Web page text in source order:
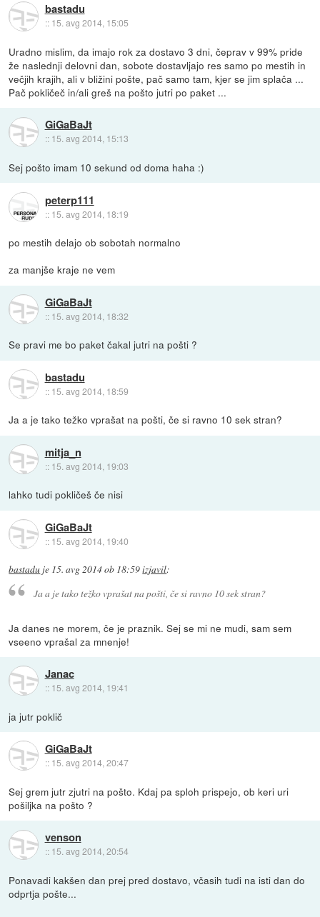
bastadu
:: 15. avg 2014, 15:05
Uradno mislim, da imajo rok za dostavo 3 dni, čeprav v 99% pride
že naslednji delovni dan, sobote dostavljajo res samo po mestih in
večjih krajih, ali v bližini pošte, pač samo tam, kjer se jim splača ...
Pač pokličeč in/ali greš na pošto jutri po paket ...
GiGaBaJt
:: 15. avg 2014, 15:13
Sej pošto imam 10 sekund od doma haha :)
peterp111
:: 15. avg 2014, 18:19
po mestih delajo ob sobotah normalno
za manjše kraje ne vem
GiGaBaJt
:: 15. avg 2014, 18:32
Se pravi me bo paket čakal jutri na pošti ?
bastadu
:: 15. avg 2014, 18:59
Ja a je tako težko vprašat na pošti, če si ravno 10 sek stran?
mitja_n
:: 15. avg 2014, 19:03
lahko tudi pokličeš če nisi
GiGaBaJt
:: 15. avg 2014, 19:40
bastadu je 15. avg 2014 ob 18:59izjavil:
Ja a je tako težko vprašat na pošti, če si ravno 10 sek stran?
Ja danes ne morem, če je praznik. Sej se mi ne mudi, sam sem
vseeno vprašal za mnenje!
Janac
:: 15. avg 2014, 19:41
ja jutr poklič
GiGaBaJt
:: 15. avg 2014, 20:47
Sej grem jutr zjutri na pošto. Kdaj pa sploh prispejo, ob keri uri
pošiljka na pošto ?
venson
:: 15. avg 2014, 20:54
Ponavadi kakšen dan prej pred dostavo, včasih tudi na isti dan do
odprtja pošte...